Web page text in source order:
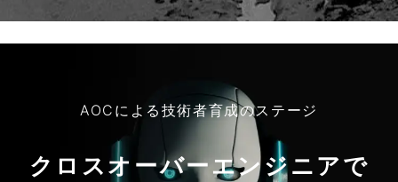
AOCによる技術者育成のステージ
クロスオーバーエンジニアで